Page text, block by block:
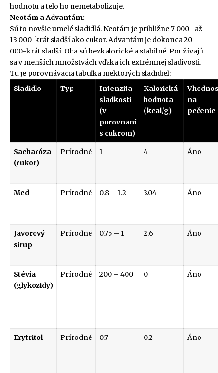
hodnotu a telo ho nemetabolizuje.
Neotám a Advantám:
Sú to novšie umelé sladidlá. Neotám je približne 7 000- až
13 000-krát sladší ako cukor. Advantám je dokonca 20
000-krát sladší. Oba sú bezkalorické a stabilné. Používajú
sa v menších množstvách vďaka ich extrémnej sladivosti.
Tu je porovnávacia tabuľka niektorých sladidiel:
Sladidlo
Typ
Intenzita
sladkosti
(v
porovnaní
s cukrom)
Kalorická
hodnota
(kcal/g)
na
pečenie
Sacharóza
(cukor)
Prírodné 1 4 Áno
Med Prírodné 0.8 – 1.2 3.04 Áno
Javorový
sirup
Prírodné 0.75 – 1 2.6 Áno
Stévia
(glykozidy)
Prírodné 200 – 400 0 Áno
Erytritol Prírodné 0.7 0.2 Áno